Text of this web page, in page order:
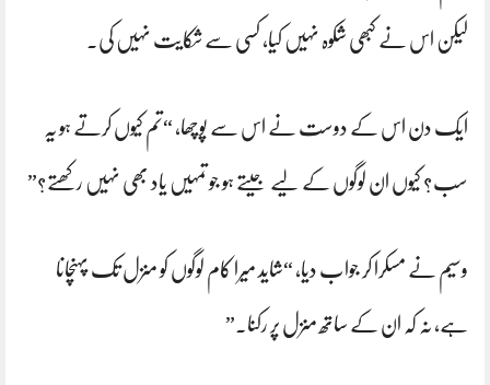
لیکن اس نے کبھی شکوہ نہیں کیا، کسی سے شکایت نہیں کی۔
ایک دن اس کے دوست نے اس سے پوچھا، “تم کیوں کرتے ہو یہ
سب؟ کیوں ان لوگوں کے لیے جیتے ہو جو تمہیں یاد بھی نہیں رکھتے؟”
وسیم نے مسکرا کر جواب دیا، “شاید میرا کام لوگوں کو منزل تک پہنچانا
ہے، نہ کہ ان کے ساتھ منزل پر رکنا۔”